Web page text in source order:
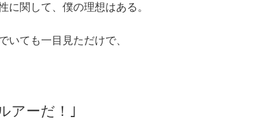
に関して、僕の理想はある。
いても一目見ただけで、
アーだ！｣